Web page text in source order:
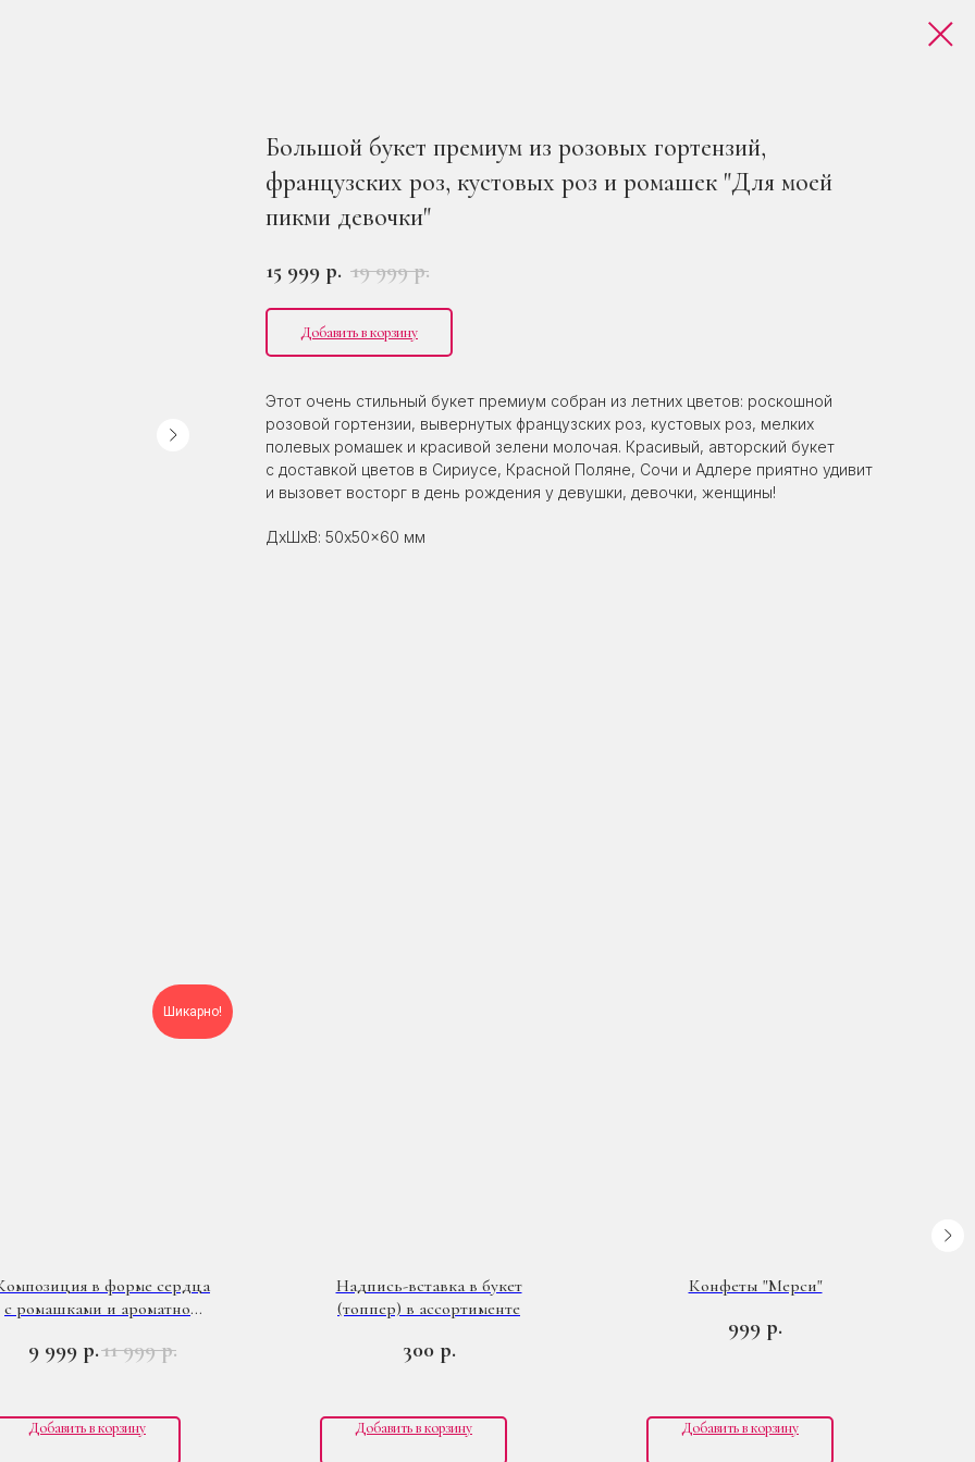
Большой букет премиум из розовых гортензий,
французских роз, кустовых роз и ромашек "Для моей
пикми девочки"
15 999 р. 19 999 р.
Добавить в корзину
Этот очень стильный букет премиум собран из летних цветов: роскошной
розовой гортензии, вывернутых французских роз, кустовых роз, мелких
полевых ромашек и красивой зелени молочая. Красивый, авторский букет
с доставкой цветов в Сириусе, Красной Поляне, Сочи и Адлере приятно удивит
и вызовет восторг в день рождения у девушки, девочки, женщины!
ДxШxВ: 50x50x60 мм
Шикарно!
в форме сердца
с ромашками и ароматной
9 999 р.11 999 р.
Добавить в корзину
Надпись-вставка в букет
(топпер) в ассортименте
300 р.
Добавить в корзину
Конфеты "Мерси"
999 р.
Добавить в корзину